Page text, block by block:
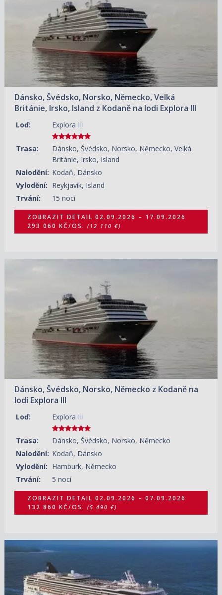
Dánsko, Švédsko, Norsko, Německo, Velká
Británie, Irsko, Island z Kodaně na lodi Explora III
Loď: Explora III
Trasa:
Dánsko, Švédsko, Norsko, Německo, Velká
Británie, Irsko, Island
Nalodění: Kodaň, Dánsko
Vylodění: Reykjavík, Island
Trvání:
15 nocí
ZOBRAZIT DETAIL 02.09.2026 – 17.09.2026
293 060 KČ/OS. (12 110 €)
Dánsko, Švédsko, Norsko, Německo z Kodaně na
lodi Explora III
Loď: Explora III
Trasa:
Dánsko, Švédsko, Norsko, Německo
Nalodění: Kodaň, Dánsko
Vylodění: Hamburk, Německo
Trvání:
5 nocí
(5 490 €)
ZOBRAZIT DETAIL 02.09.2026 – 07.09.2026
132 860 KČ/OS. (5 490 €)